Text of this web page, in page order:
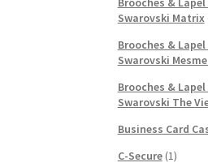
Swarovski Matrix
Brooches &
Swarovski
Brooches &
Swarovski The
Business Card
C-Secure (1)